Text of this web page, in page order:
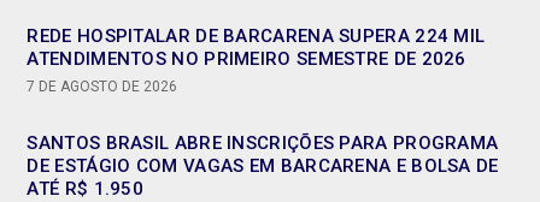
REDE HOSPITALAR DE BARCARENA SUPERA 224 MIL
ATENDIMENTOS NO PRIMEIRO SEMESTRE DE 2026
7 DE AGOSTO DE 2026
SANTOS BRASIL ABRE INSCRIÇÕES PARA PROGRAMA
DE ESTÁGIO COM VAGAS EM BARCARENA E BOLSA DE
ATÉ R$ 1.950